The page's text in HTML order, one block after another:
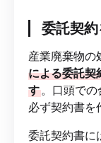
委託契
産業廃棄物の
による委託契
す。口頭での
必ず契約書を
委託契約書に